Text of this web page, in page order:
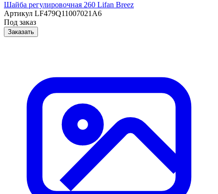
Шайба регулировочная 260 Lifan Breez
Артикул LF479Q11007021A6
Под заказ
Заказать